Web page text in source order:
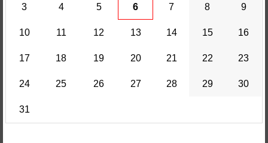
3 4 5 6 7 8 9
10 11 12 13 14 15 16
17 18 19 20 21 22 23
24 25 26 27 28 29 30
31